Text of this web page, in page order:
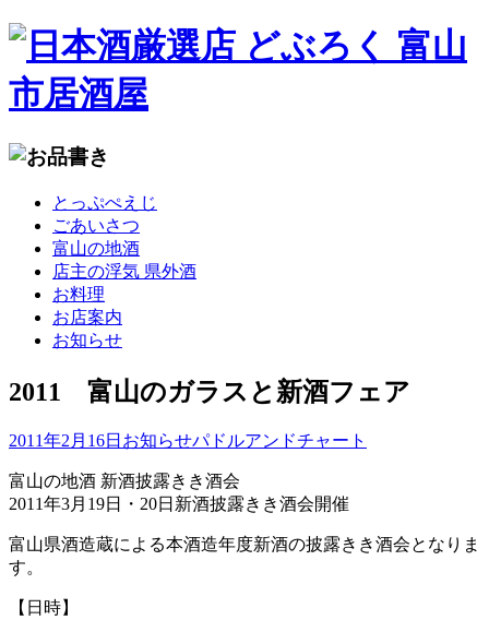
とっぷぺえじ
ごあいさつ
富山の地酒
店主の浮気 県外酒
お料理
お店案内
お知らせ
2011 富山のガラスと新酒フェア
2011年2月16日 お知らせパドルアンドチャート
富山の地酒 新酒披露きき酒会
2011年3月19日・20日新酒披露きき酒会開催
富山県酒造蔵による本酒造年度新酒の披露きき酒会となりま
す。
【日時】